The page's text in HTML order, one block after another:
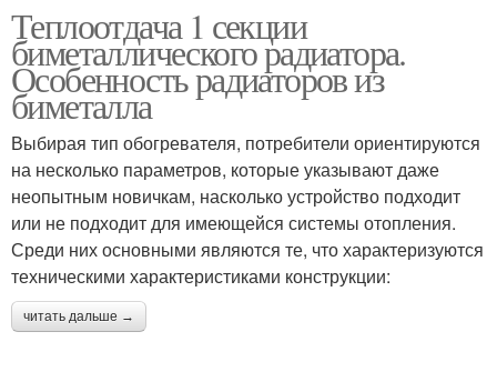
Теплоотдача 1 секции
биметаллического радиатора.
Особенность радиаторов из
биметалла
Выбирая тип обогревателя, потребители ориентируются
на несколько параметров, которые указывают даже
неопытным новичкам, насколько устройство подходит
или не подходит для имеющейся системы отопления.
Среди них основными являются те, что характеризуются
техническими характеристиками конструкции:
читать дальше →